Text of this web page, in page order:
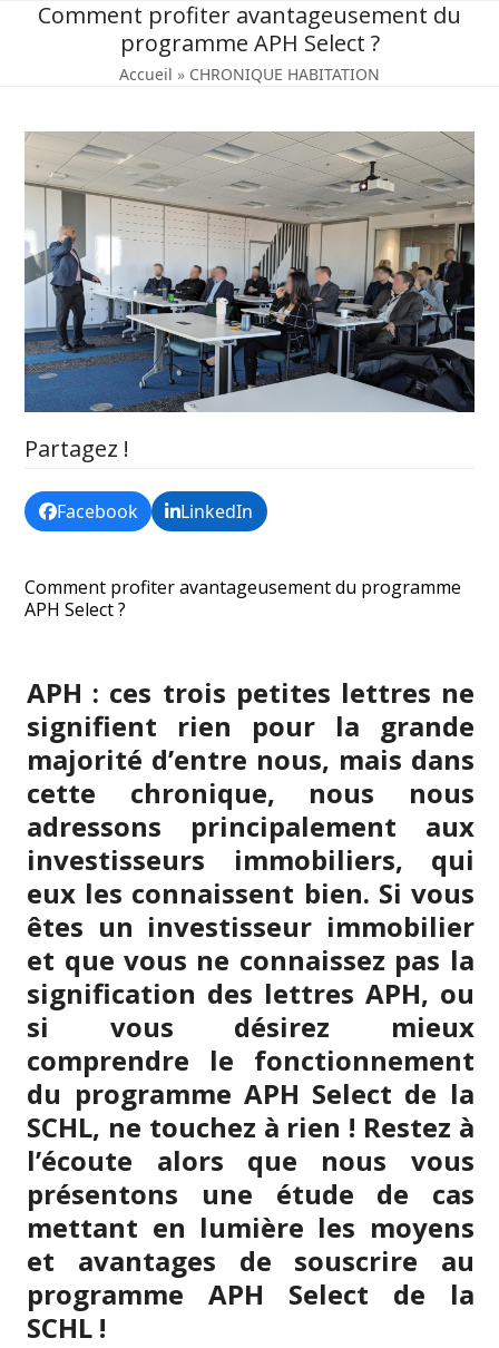
Comment profiter avantageusement du
programme APH Select ?
Accueil » CHRONIQUE HABITATION
Partagez !
Facebook LinkedIn
Comment profiter avantageusement du programme
APH Select ?
APH : ces trois petites lettres ne
signifient rien pour la grande
majorité d’entre nous, mais dans
cette chronique, nous nous
adressons principalement aux
investisseurs immobiliers, qui
eux les connaissent bien. Si vous
êtes un investisseur immobilier
et que vous ne connaissez pas la
signification des lettres APH, ou
si vous désirez mieux
comprendre le fonctionnement
du programme APH Select de la
SCHL, ne touchez à rien ! Restez à
l’écoute alors que nous vous
présentons une étude de cas
mettant en lumière les moyens
et avantages de souscrire au
programme APH Select de la
SCHL !